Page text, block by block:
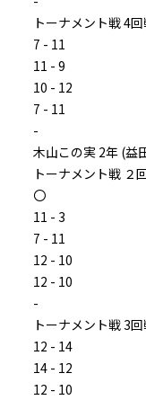
トーナメント戦 4
7 - 11
11 - 9
10 - 12
7 - 11
-
木山この実 2年 (益
トーナメント戦 ２
〇
11 - 3
7 - 11
12 - 10
12 - 10
-
トーナメント戦 3回
12 - 14
14 - 12
12 - 10